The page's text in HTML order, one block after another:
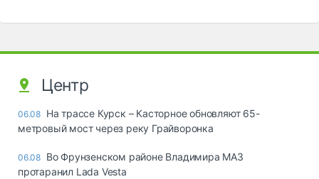
Центр
06.08 На трассе Курск – Касторное обновляют 65-
метровый мост через реку Грайворонка
06.08 Во Фрунзенском районе Владимира МАЗ
протаранил Lada Vesta